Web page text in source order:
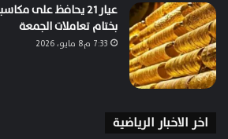
عيار 21 يحافظ على
بختام تعاملات الجمعة
7:33 م8 مايو، 2026
اخر الاخبار الرياضية